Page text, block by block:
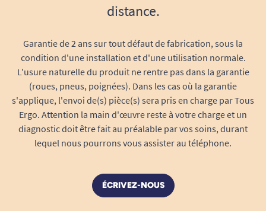
distance.
Garantie de 2 ans sur tout défaut de fabrication, sous la
condition d'une installation et d'une utilisation normale.
L'usure naturelle du produit ne rentre pas dans la garantie
(roues, pneus, poignées). Dans les cas où la garantie
s'applique, l'envoi de(s) pièce(s) sera pris en charge par Tous
Ergo. Attention la main d'œuvre reste à votre charge et un
diagnostic doit être fait au préalable par vos soins, durant
lequel nous pourrons vous assister au téléphone.
ÉCRIVEZ-NOUS